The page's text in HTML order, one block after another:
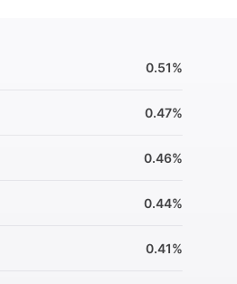
0.51%
0.47%
0.46%
0.44%
0.41%